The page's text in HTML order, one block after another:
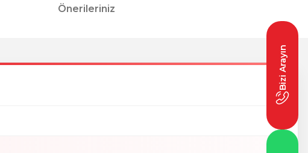
Önerileriniz
Bizi Arayın